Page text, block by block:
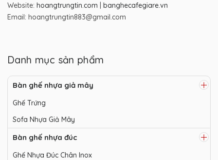
Website: hoangtrungtin.com
banghecafegiare.vn
Email: hoangtrungtin883@gmail.com
Danh mục sản phẩm
Bàn ghế nhựa giả mây
Ghế Trứng
Sofa Nhựa Giả Mây
Bàn ghế nhựa đúc
Ghế Nhựa Đúc Chân Inox